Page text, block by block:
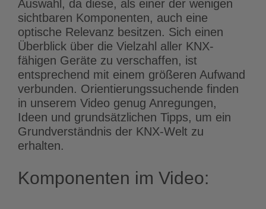
Auswahl, da diese, als einer der wenigen
sichtbaren Komponenten, auch eine
optische Relevanz besitzen. Sich einen
Überblick über die Vielzahl aller KNX-
fähigen Geräte zu verschaffen, ist
entsprechend mit einem größeren Aufwand
verbunden. Orientierungssuchende finden
in unserem Video genug Anregungen,
Ideen und grundsätzlichen Tipps, um ein
Grundverständnis der KNX-Welt zu
erhalten.
Komponenten im Video: